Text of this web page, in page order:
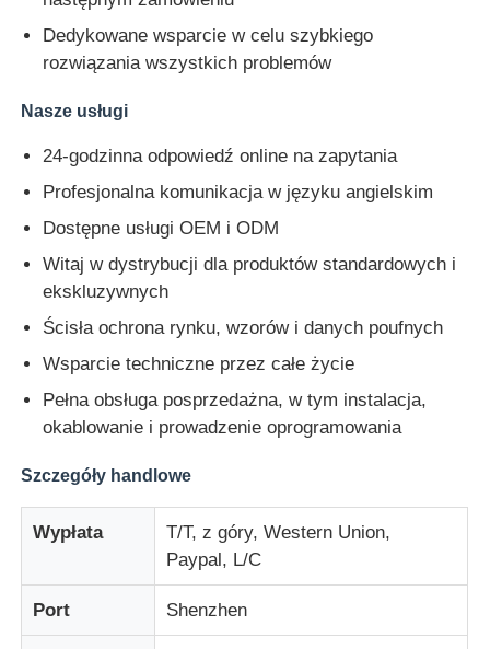
Dedykowane wsparcie w celu szybkiego
rozwiązania wszystkich problemów
Nasze usługi
24-godzinna odpowiedź online na zapytania
Profesjonalna komunikacja w języku angielskim
Dostępne usługi OEM i ODM
Witaj w dystrybucji dla produktów standardowych i
ekskluzywnych
Ścisła ochrona rynku, wzorów i danych poufnych
Wsparcie techniczne przez całe życie
Pełna obsługa posprzedażna, w tym instalacja,
okablowanie i prowadzenie oprogramowania
Szczegóły handlowe
Wypłata
T/T, z góry, Western Union,
Paypal, L/C
Port Shenzhen